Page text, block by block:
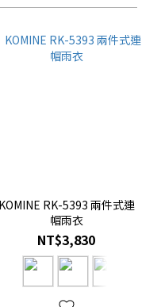
KOMINE RK-5393 兩件式連
帽雨衣
NT$3,830